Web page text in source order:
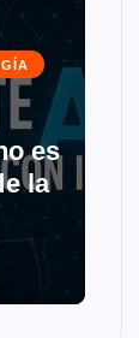
es
la